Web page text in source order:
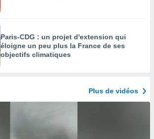
Paris-CDG : un projet d'extension qui
éloigne un peu plus la France de ses
objectifs climatiques
Plus de vidéos